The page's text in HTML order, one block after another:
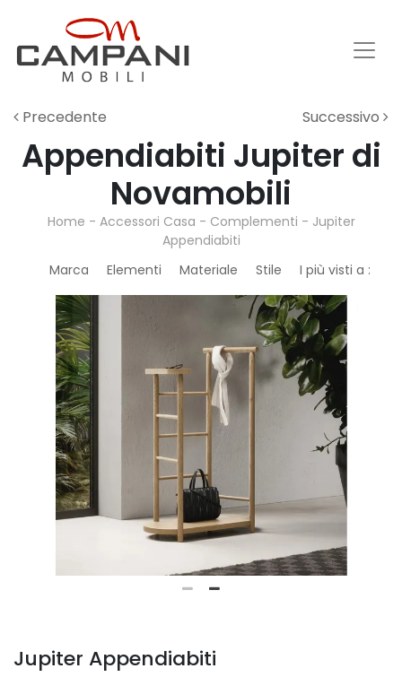
Precedente Successivo
Appendiabiti Jupiter di
Novamobili
Home - Accessori Casa - Complementi - Jupiter
Appendiabiti
Marca
Elementi Materiale Stile I più visti a :
Jupiter Appendiabiti